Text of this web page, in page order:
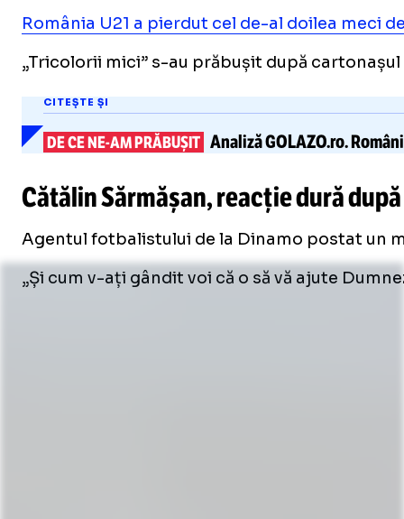
România U21 a pierdut cel de-al doilea meci
„Tricolorii mici” s-au prăbușit după
CITEȘTE ȘI
DE CENE-AMPRĂBUȘIT Analiză GOLAZO.ro.
Cătălin Sărmășan, reacție dură
Agentul fotbalistului de la Dinamo postat un
„Și cum v-ați gândit voi că o să vă ajute